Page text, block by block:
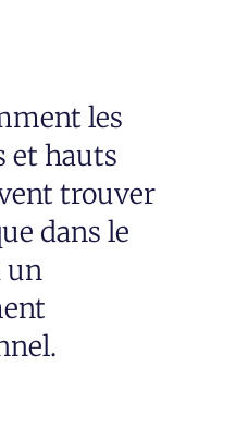
les
et hauts
trouver
dans le
un